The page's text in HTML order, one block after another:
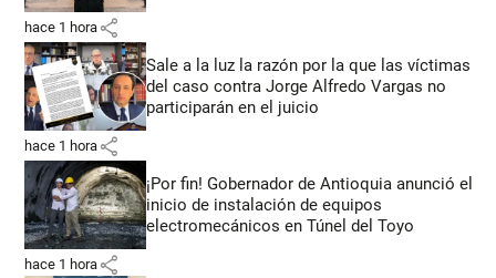
hace 1 hora share
Sale a la luz la razón por la que las víctimas
del caso contra Jorge Alfredo Vargas no
participarán en el juicio
hace 1 hora share
¡Por fin! Gobernador de Antioquia anunció el
inicio de instalación de equipos
electromecánicos en Túnel del Toyo
hace 1 hora share